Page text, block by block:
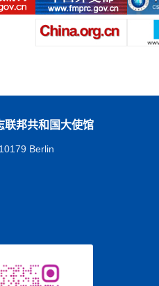
联邦共和国大使馆
Berlin